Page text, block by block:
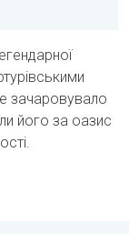
зачаровувало
його за оазис